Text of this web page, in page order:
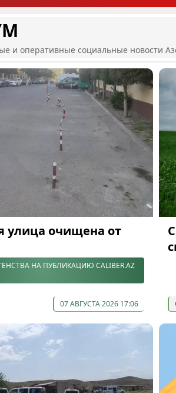
и оперативные социальные новости
улица очищена от
НА ПУБЛИКАЦИЮ CALIBER.AZ
07 АВГУСТА 2026 17:06